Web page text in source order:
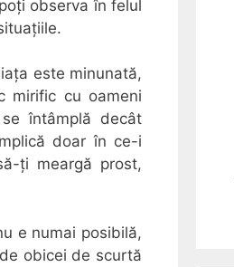
observa în felul
este minunată,
mirific cu oameni
întâmplă decât
doar în ce-i
ți meargă prost,
e numai posibilă,
obicei de scurtă